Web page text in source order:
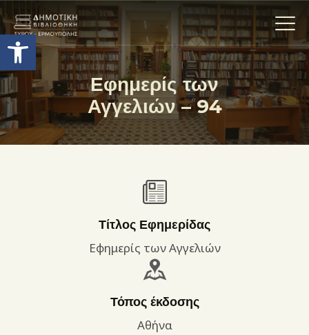
Ανοίξτε τη γραμμή εργαλείων
Εφημερίς των
Αγγελιών – 94
Η ΒΙΒΛΙΟΘΗΚΗ
ΟΙ ΣΥΛΛΟΓΈΣ
ΕΚΘΕΣΕΙΣ
ΨΗΦΙΑΚΌ ΑΡΧΕΊΟ
ΔΡΑΣΤΗΡΙΟΤΗΤΕΣ
ΕΠΙΚΟΙΝΩΝΊΑ
ΌΡΟΙ ΧΡΉΣΗΣ
Τίτλος Εφημερίδας
Εφημερίς των Αγγελιών
Τόπος έκδοσης
Αθήνα